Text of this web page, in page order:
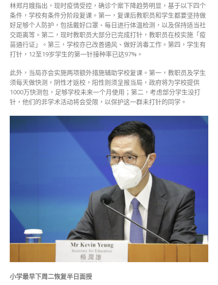
林郑月娥指出，现时疫情受控，确诊个案下降趋势明显，基于以下四个
条件，学校有条件分阶段复课。第一，复课后教职员和学生都要坚持做
好足够个人防护，包括戴好口罩、每日进行体温检测，以及保持适当社
交距离等。第二，现时教职员大部分已完成打针，教职员在校实施「疫
苗通行证」。第三，学校亦已改善通风、做好消毒工作。第四，学生有
打针，12至19岁学生的第一针接种率已达97%。
此外，当局亦会实施两项额外措施辅助学校复课。第一，教职员及学生
须每天做快测，阴性才返校，阳性则须呈报当局，政府将为学校提供
1000万快测包，足够学校未来一个月使用；第二，考虑部分学生没打
针，他们的非学术活动将会受限，以保护这一群未打针的同学。
小学最早下周二恢复半日面授